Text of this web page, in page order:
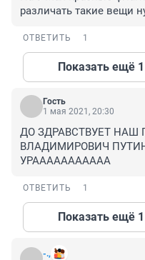
различать такие вещи
ОТВЕТИТЬ 1
Показать ещё
Гость
1 мая 2021, 20:30
ДО ЗДРАВСТВУЕТ
ВЛАДИМИРОВИЧ
УРААААААААААА
ОТВЕТИТЬ 1
Показать ещё
-.,